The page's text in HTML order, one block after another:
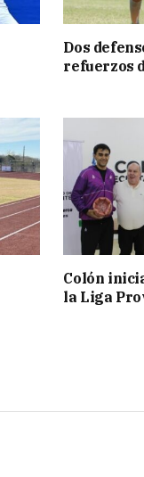
Dos
refuerzos
Colón
la Liga